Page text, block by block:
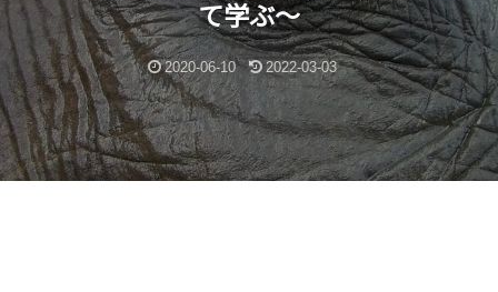
て学ぶ～
2020-06-10 2022-03-03